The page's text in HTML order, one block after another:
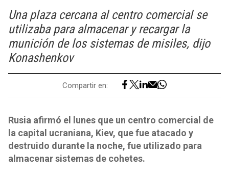
Una plaza cercana al centro comercial se
utilizaba para almacenar y recargar la
munición de los sistemas de misiles, dijo
Konashenkov
Compartir en:
Rusia afirmó el lunes que un centro comercial de
la capital ucraniana, Kiev, que fue atacado y
destruido durante la noche, fue utilizado para
almacenar sistemas de cohetes.